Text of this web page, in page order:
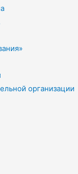
организации